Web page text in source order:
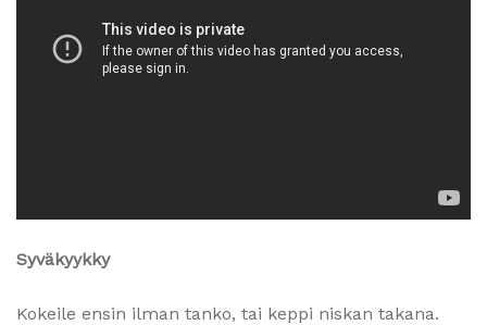
Syväkyykky
Kokeile ensin ilman tanko, tai keppi niskan takana.